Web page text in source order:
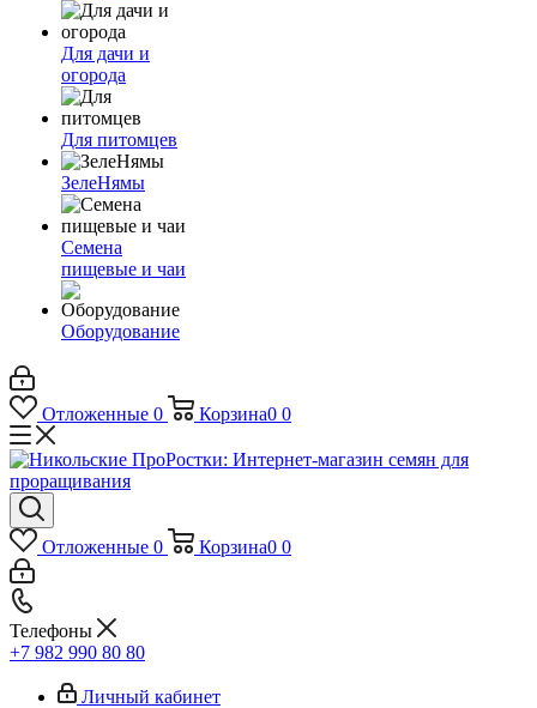
Для дачи и
огорода
Для питомцев
ЗелеНямы
Семена
пищевые и чаи
Оборудование
Отложенные 0 Корзина0 0
Отложенные 0 Корзина0 0
Телефоны
+7 982 990 80 80
Личный кабинет